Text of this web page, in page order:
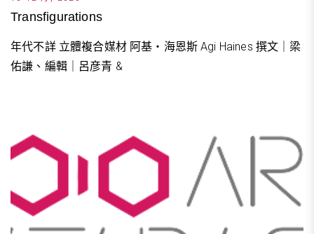
Transfigurations
年代不詳 立體複合媒材 阿基・海恩斯 Agi Haines 撰文｜梁
佑謙、編輯｜呂彦青 &